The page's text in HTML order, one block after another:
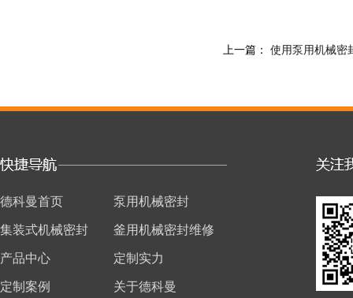
上一篇： 使用泵用机械密
德科曼首页 泵用机械密封
集装式机械密封 釜用机械密封维修
产品中心 定制实力
定制案例 关于德科曼